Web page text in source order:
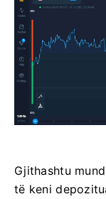
Gjithashtu
të keni